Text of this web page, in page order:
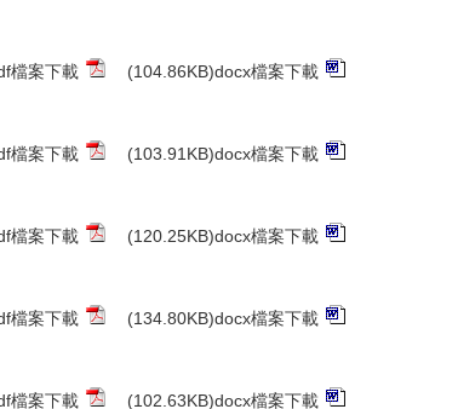
檔案下載 (104.86KB)docx檔案下載
檔案下載 (103.91KB)docx檔案下載
檔案下載 (120.25KB)docx檔案下載
檔案下載 (134.80KB)docx檔案下載
檔案下載 (102.63KB)docx檔案下載